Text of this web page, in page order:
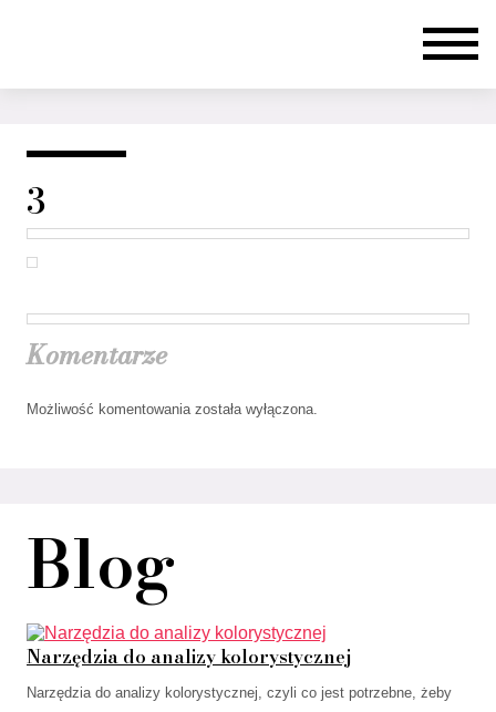
3
Komentarze
Możliwość komentowania została wyłączona.
Blog
Narzędzia do analizy kolorystycznej
Narzędzia do analizy kolorystycznej, czyli co jest potrzebne, żeby